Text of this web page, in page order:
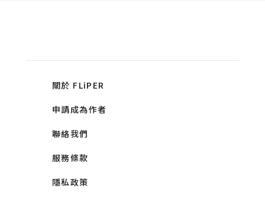
關於 FLiPER
申請成為作者
聯絡我們
服務條款
隱私政策